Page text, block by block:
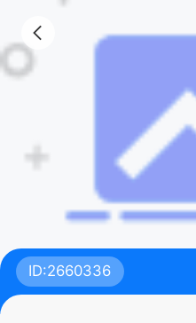
ID:2660336